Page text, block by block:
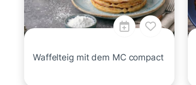
Waffelteig mit dem MC compact